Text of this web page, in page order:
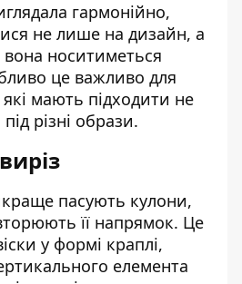
гармонійно,
не лише на дизайн, а
носитиметься
це важливо для
мають підходити не
різні образи.
пасують кулони,
її напрямок. Це
у формі краплі,
елемента